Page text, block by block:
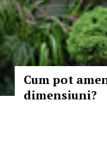
Cum pot
dimensiuni?